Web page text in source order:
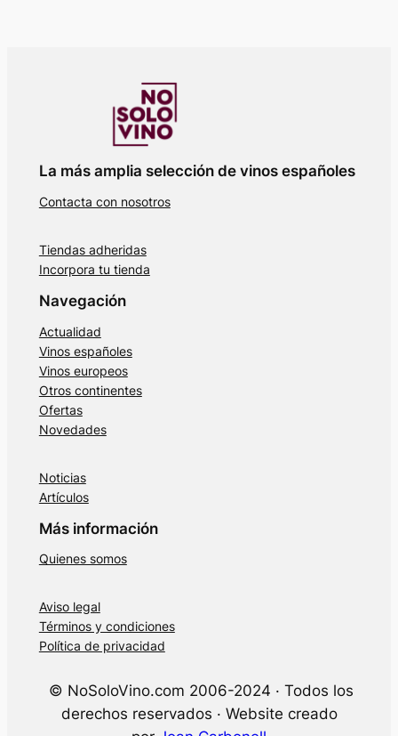
La más amplia selección de vinos españoles
Contacta con nosotros
Tiendas adheridas
Incorpora tu tienda
Navegación
Actualidad
Vinos españoles
Vinos europeos
Otros continentes
Ofertas
Novedades
Noticias
Artículos
Más información
Quienes somos
Aviso legal
Términos y condiciones
Política de privacidad
© NoSoloVino.com 2006-2024 · Todos los
derechos reservados · Website creado